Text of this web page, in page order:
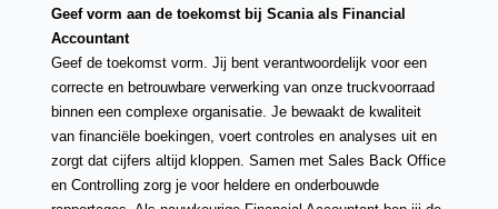
Geef vorm aan de toekomst bij Scania als Financial
Accountant
Geef de toekomst vorm. Jij bent verantwoordelijk voor een
correcte en betrouwbare verwerking van onze truckvoorraad
binnen een complexe organisatie. Je bewaakt de kwaliteit
van financiële boekingen, voert controles en analyses uit en
zorgt dat cijfers altijd kloppen. Samen met Sales Back Office
en Controlling zorg je voor heldere en onderbouwde